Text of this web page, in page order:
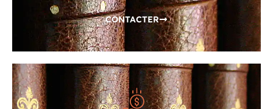
CONTACTER